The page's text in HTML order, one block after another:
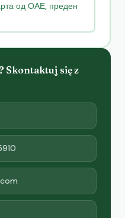
од ОАЕ, преден
Skontaktuj się z